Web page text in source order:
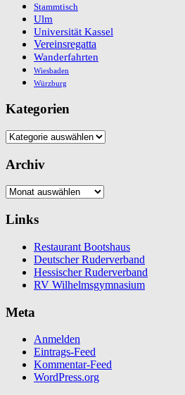
Stammtisch
Ulm
Universität Kassel
Vereinsregatta
Wanderfahrten
Wiesbaden
Würzburg
Kategorien
Kategorien
Archiv
Archiv
Links
Restaurant Bootshaus
Deutscher Ruderverband
Hessischer Ruderverband
RV Wilhelmsgymnasium
Meta
Anmelden
Eintrags-Feed
Kommentar-Feed
WordPress.org